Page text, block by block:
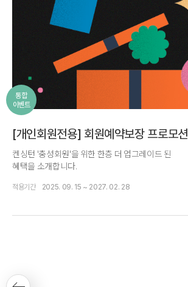
통합
이벤트
[개인회원전용] 회원예약보장 프로모션
켄싱턴 '충성회원'을 위한 한층 더 업그레이드 된
혜택을 소개합니다.
적용기간 2025. 09. 15 ~ 2027. 02. 28